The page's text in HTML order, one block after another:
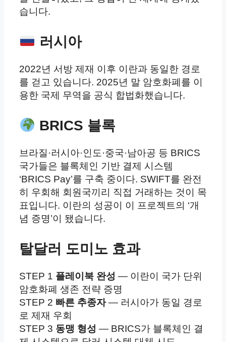
습니다.
러시아
2022년 서방 제재 이후 이란과 동일한 경로
를 걷고 있습니다. 2025년 말 암호화폐를 이
용한 국제 무역을 공식 합법화했습니다.
BRICS 블록
브라질·러시아·인도·중국·남아공 등 BRICS
국가들은 블록체인 기반 결제 시스템
‘BRICS Pay’를 구축 중이다. SWIFT를 완전
히 우회해 회원국끼리 직접 거래하는 것이 목
표입니다. 이란의 성공이 이 프로젝트의 ‘개
념 증명’이 됐습니다.
탈달러 도미노 효과
STEP 1 플레이북 완성 — 이란이 국가 단위
암호화폐 생존 전략 증명
STEP 2 빠른 추종자— 러시아가 동일 경로
로 제재 우회
STEP 3 동맹 형성 — BRICS가 블록체인 결